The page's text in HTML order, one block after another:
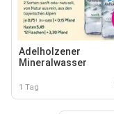
Adelholzener
Mineralwasser
1 Tag